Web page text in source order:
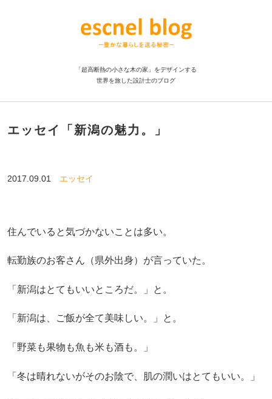
「超高断熱の小さな木の家」をデザインする
世界を旅した設計士のブログ
エッセイ「新潟の魅力。」
2017.09.01 エッセイ
住んでいると気づかないことは多い。
転勤族のお客さん（県外出身）が言っていた。
「新潟はとてもいいところだ。」と。
「新潟は、ご飯が全て美味しい。」と。
「野菜も果物も魚も米も酒も。」
「冬は晴れないがそのお陰で、肌の潤いはとてもいい。」